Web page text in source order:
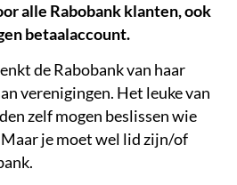
alle Rabobank klanten, ook
betaalaccount.
de Rabobank van haar
verenigingen. Het leuke van
zelf mogen beslissen wie
je moet wel lid zijn/of